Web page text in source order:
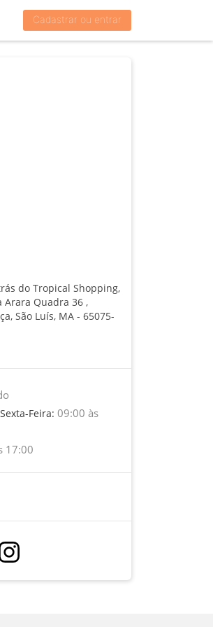
Cadastrar ou entrar
do Tropical Shopping,
Arara Quadra 36 ,
São Luís, MA - 65075-
Feira: 09:00 às
17:00